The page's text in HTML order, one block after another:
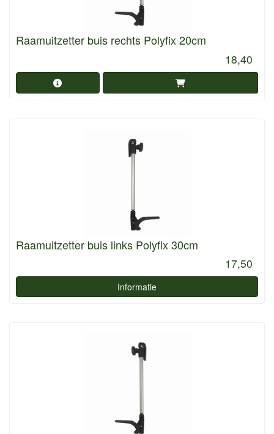
Raamuitzetter buis rechts Polyfix 20cm
18,40
Raamuitzetter buis links Polyfix 30cm
17,50
Informatie